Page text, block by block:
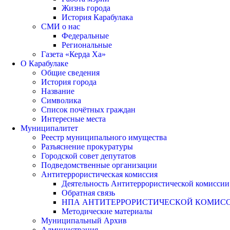
Жизнь города
История Карабулака
СМИ о нас
Федеральные
Региональные
Газета «Керда Ха»
О Карабулаке
Общие сведения
История города
Название
Символика
Список почётных граждан
Интересные места
Муниципалитет
Реестр муниципального имущества
Разъяснение прокуратуры
Городской совет депутатов
Подведомственные организации
Антитеррористическая комиссия
Деятельность Антитеррористической комиссии
Обратная связь
НПА АНТИТЕРРОРИСТИЧЕСКОЙ
Методические материалы
Муниципальный Архив